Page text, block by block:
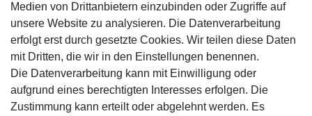
Mitglied
Medien von Drittanbietern einzubinden oder Zugriffe auf
unsere Website zu analysieren. Die Datenverarbeitung
erfolgt erst durch gesetzte Cookies. Wir teilen diese Daten
mit Dritten, die wir in den Einstellungen benennen.
Die Datenverarbeitung kann mit Einwilligung oder
aufgrund eines berechtigten Interesses erfolgen. Die
Zustimmung kann erteilt oder abgelehnt werden. Es